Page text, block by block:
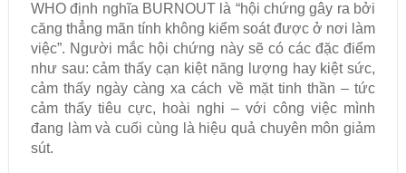
WHO định nghĩa BURNOUT là “hội chứng gây ra bởi
căng thẳng mãn tính không kiểm soát được ở nơi làm
việc”. Người mắc hội chứng này sẽ có các đặc điểm
như sau: cảm thấy cạn kiệt năng lượng hay kiệt sức,
cảm thấy ngày càng xa cách về mặt tinh thần – tức
cảm thấy tiêu cực, hoài nghi – với công việc mình
đang làm và cuối cùng là hiệu quả chuyên môn giảm
sút.